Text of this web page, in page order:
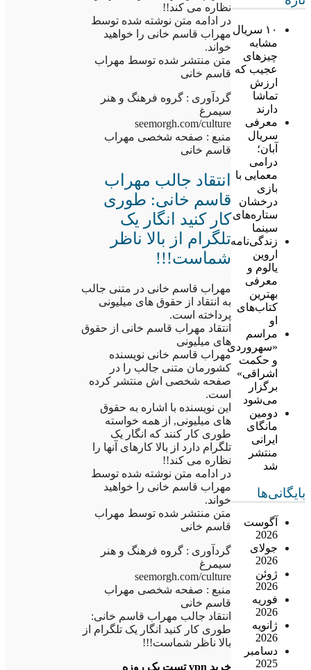
۱۰ سریال
مشابه
چیزهای
عجیب که
ارزش
تماشا
دارند
معرفی
سریال
آبان؛
درامی
معمایی با
بازی
درخشان
ستاره‌های
سینما
زندگی‌نامه
اروین
یالوم و
معرفی
بهترین
کتاب‌های
او
مراسم
«سهروردی
و حکمت
اشراقی»
برگزار
می‌شود
دومین
مانگای
ایرانی
منتشر
شد
بایگانی‌ها
آگوست
2026
جولای
2026
ژوئن
2026
فوریه
2026
ژانویه
2026
دسامبر
2025
نظاره می کند!!
در ادامه متن نوشته شده توسط
مهراب قاسم خانی را خواهید
خواند.
متن منتشر شده توسط مهراب
قاسم خانی
گردآوری : گروه فرهنگ و هنر
سیمرغ
seemorgh.com/culture
منبع : صفحه شخصی مهراب
قاسم خانی
انتقاد جالب مهراب
قاسم خانی: طوری
کار کنید انگار یک
تلگرام از بالا ناظر
شماست!!!
مهراب قاسم خانی در متنی جالب
به انتقاد از حقوق های میلیونی
پرداخته است.
انتقاد مهراب قاسم خانی از حقوق
های میلیونی
مهراب قاسم خانی نویسنده
کشورمان متنی جالب را در
صفحه شخصی اش منتشر کرده
است.
این نویسنده با اشاره به حقوق
های میلیونی, از همه خواسته
طوری کار کنند که انگار یک
تلگرام دارد از بالا کارهای آنها را
نظاره می کند!!
در ادامه متن نوشته شده توسط
مهراب قاسم خانی را خواهید
خواند.
متن منتشر شده توسط مهراب
قاسم خانی
گردآوری : گروه فرهنگ و هنر
سیمرغ
seemorgh.com/culture
منبع : صفحه شخصی مهراب
قاسم خانی
انتقاد جالب مهراب قاسم خانی:
طوری کار کنید انگار یک تلگرام از
بالا ناظر شماست!!!
خرید vpn تست یک روزه